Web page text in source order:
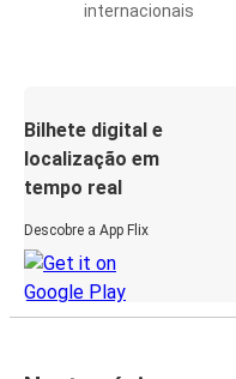
internacionais
Bilhete digital e
localização em
tempo real
Descobre a App Flix